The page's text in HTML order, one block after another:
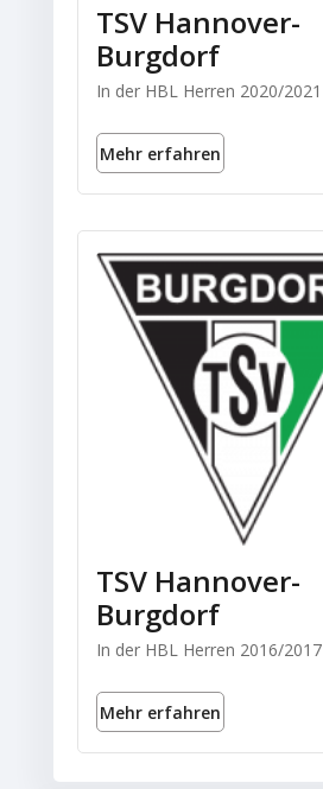
TSV Hannover-
Burgdorf
In der HBL Herren 2020/2021
Mehr erfahren
TSV Hannover-
Burgdorf
In der HBL Herren 2016/2017
Mehr erfahren